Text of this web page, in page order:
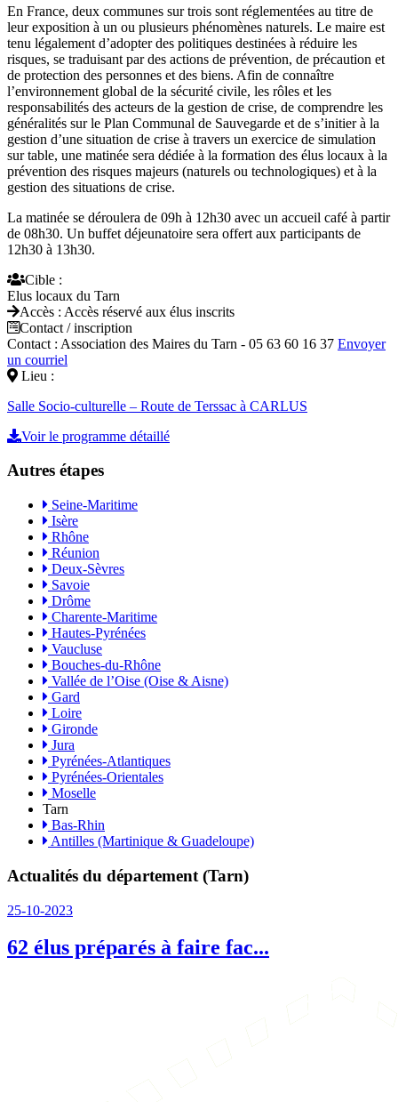
En France, deux communes sur trois sont réglementées au titre de
leur exposition à un ou plusieurs phénomènes naturels. Le maire est
tenu légalement d’adopter des politiques destinées à réduire les
risques, se traduisant par des actions de prévention, de précaution et
de protection des personnes et des biens. Afin de connaître
l’environnement global de la sécurité civile, les rôles et les
responsabilités des acteurs de la gestion de crise, de comprendre les
généralités sur le Plan Communal de Sauvegarde et de s’initier à la
gestion d’une situation de crise à travers un exercice de simulation
sur table, une matinée sera dédiée à la formation des élus locaux à la
prévention des risques majeurs (naturels ou technologiques) et à la
gestion des situations de crise.
La matinée se déroulera de 09h à 12h30 avec un accueil café à partir
de 08h30. Un buffet déjeunatoire sera offert aux participants de
12h30 à 13h30.
Cible :
Elus locaux du Tarn
Accès : Accès réservé aux élus inscrits
Contact / inscription
Contact : Association des Maires du Tarn - 05 63 60 16 37 Envoyer
un courriel
Lieu :
Salle Socio-culturelle – Route de Terssac à CARLUS
Voir le programme détaillé
Autres étapes
Seine-Maritime
Isère
Rhône
Réunion
Deux-Sèvres
Savoie
Drôme
Charente-Maritime
Hautes-Pyrénées
Vaucluse
Bouches-du-Rhône
Vallée de l’Oise (Oise & Aisne)
Gard
Loire
Gironde
Jura
Pyrénées-Atlantiques
Pyrénées-Orientales
Moselle
Tarn
Bas-Rhin
Antilles (Martinique & Guadeloupe)
Actualités du département (Tarn)
25-10-2023
62 élus préparés à faire fac...